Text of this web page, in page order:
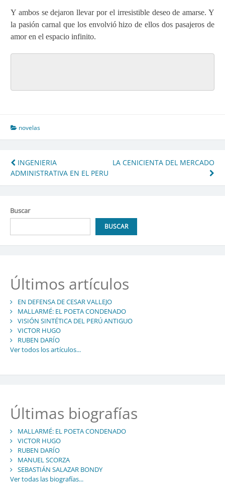
Y ambos se dejaron llevar por el irresistible deseo de amarse. Y
la pasión carnal que los envolvió hizo de ellos dos pasajeros de
amor en el espacio infinito.
novelas
Navegación
de
INGENIERIA
ADMINISTRATIVA EN EL PERU
LA CENICIENTA DEL MERCADO
Buscar
BUSCAR
Últimos artículos
EN DEFENSA DE CESAR VALLEJO
MALLARMÉ: EL POETA CONDENADO
VISIÓN SINTÉTICA DEL PERÚ ANTIGUO
VICTOR HUGO
RUBEN DARÍO
Ver todos los artículos...
Últimas biografías
MALLARMÉ: EL POETA CONDENADO
VICTOR HUGO
RUBEN DARÍO
MANUEL SCORZA
SEBASTIÁN SALAZAR BONDY
Ver todas las biografías...